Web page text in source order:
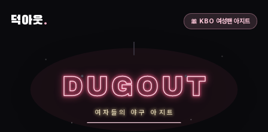
덕아웃. 🎀 KBO 여성팬 아지트
DUGOUT
DUGOUT
DUGOUT
여자들의 야구 아지트
여자들의 야구 아지트